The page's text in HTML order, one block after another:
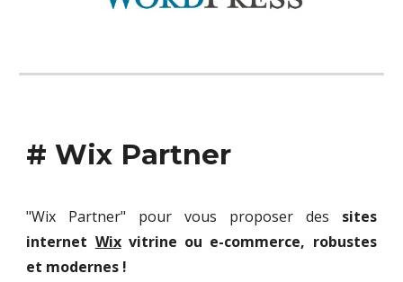
# Wix Partner
"Wix Partner" pour vous proposer des sites
internet Wix vitrine ou e-commerce, robustes
et modernes !